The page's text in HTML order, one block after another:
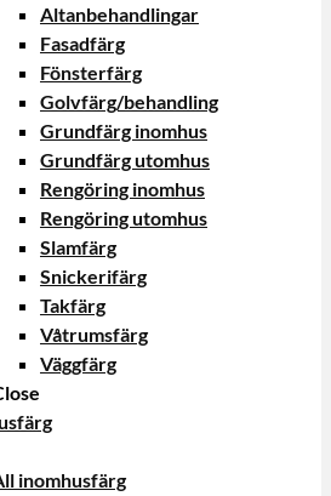
Altanbehandlingar
Fasadfärg
Fönsterfärg
Golvfärg/behandling
Grundfärg inomhus
Grundfärg utomhus
Rengöring inomhus
Rengöring utomhus
Slamfärg
Snickerifärg
Takfärg
Våtrumsfärg
Väggfärg
inomhusfärg